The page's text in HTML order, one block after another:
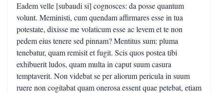
Eadem velle [subaudi si] cognosces: da posse quantum
volunt. Meministi, cum quendam affirmares esse in tua
potestate, dixisse me volaticum esse ac levem et te non
pedem eius tenere sed pinnam? Mentitus sum: pluma
tenebatur, quam remisit et fugit. Scis quos postea tibi
exhibuerit ludos, quam multa in caput suum casura
temptaverit. Non videbat se per aliorum pericula in suum
ruere non cogitabat quam onerosa essent quae petebat, etiam